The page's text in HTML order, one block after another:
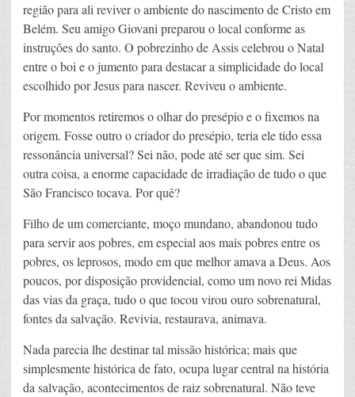
região para ali reviver o ambiente do nascimento de Cristo em
Belém. Seu amigo Giovani preparou o local conforme as
instruções do santo. O pobrezinho de Assis celebrou o Natal
entre o boi e o jumento para destacar a simplicidade do local
escolhido por Jesus para nascer. Reviveu o ambiente.
Por momentos retiremos o olhar do presépio e o fixemos na
origem. Fosse outro o criador do presépio, teria ele tido essa
ressonância universal? Sei não, pode até ser que sim. Sei
outra coisa, a enorme capacidade de irradiação de tudo o que
São Francisco tocava. Por quê?
Filho de um comerciante, moço mundano, abandonou tudo
para servir aos pobres, em especial aos mais pobres entre os
pobres, os leprosos, modo em que melhor amava a Deus. Aos
poucos, por disposição providencial, como um novo rei Midas
das vias da graça, tudo o que tocou virou ouro sobrenatural,
fontes da salvação. Revivia, restaurava, animava.
Nada parecia lhe destinar tal missão histórica; mais que
simplesmente histórica de fato, ocupa lugar central na história
da salvação, acontecimentos de raiz sobrenatural. Não teve